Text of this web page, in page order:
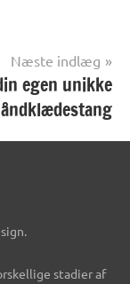
Næste indlæg
egen unikke
stadier af